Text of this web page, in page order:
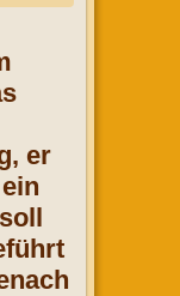
er